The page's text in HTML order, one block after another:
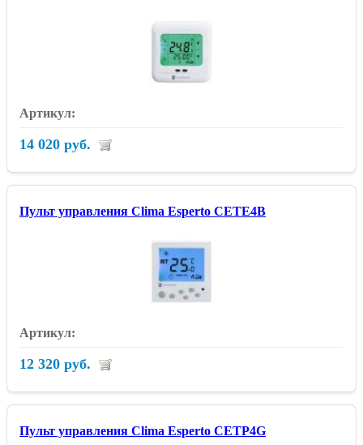
14 020 руб.
Пульт управления Clima Esperto CETE4B
12 320 руб.
Пульт управления Clima Esperto CETP4G